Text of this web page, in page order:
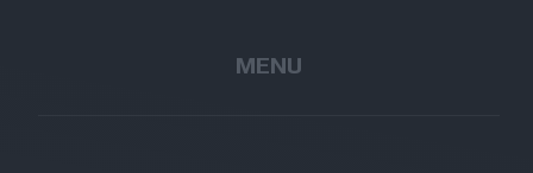
MENU